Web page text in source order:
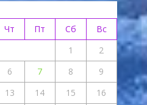
Чт Пт Сб
Вс
1
2
6 7 8
9
13 14 15 16